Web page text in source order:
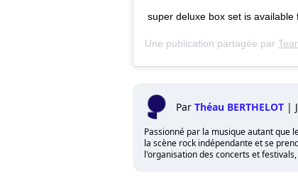
super deluxe box set is
Une publication partagée par
Par Théau BERTHELOT |
Passionné par la musique autant que
la scène rock indépendante et se
l'organisation des concerts et